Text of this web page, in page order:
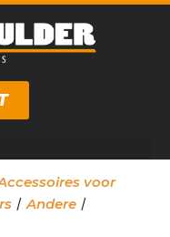
voor
/ Andere /